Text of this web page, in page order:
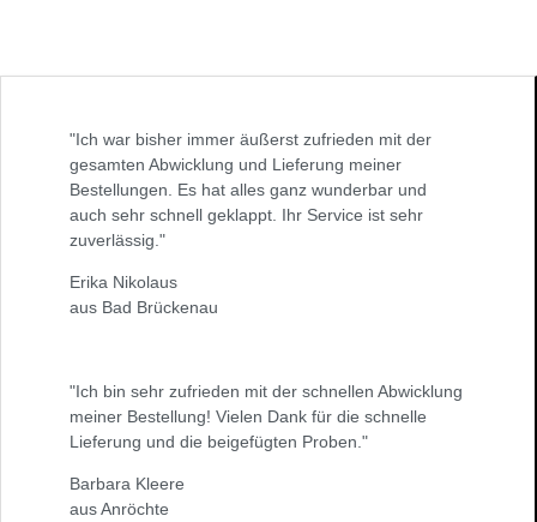
"Ich war bisher immer äußerst zufrieden mit der
gesamten Abwicklung und Lieferung meiner
Bestellungen. Es hat alles ganz wunderbar und
auch sehr schnell geklappt. Ihr Service ist sehr
zuverlässig."
Erika Nikolaus
aus Bad Brückenau
"Ich bin sehr zufrieden mit der schnellen Abwicklung
meiner Bestellung! Vielen Dank für die schnelle
Lieferung und die beigefügten Proben."
Barbara Kleere
aus Anröchte